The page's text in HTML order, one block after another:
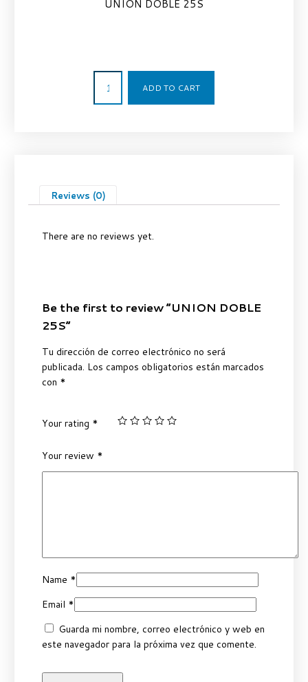
UNION DOBLE 25S
ADD TO CART
Reviews (0)
There are no reviews yet.
Be the first to review “UNION DOBLE
25S”
Tu dirección de correo electrónico no será
publicada. Los campos obligatorios están marcados
con *
Your rating *
Your review *
Name *
Email *
Guarda mi nombre, correo electrónico y web en
este navegador para la próxima vez que comente.